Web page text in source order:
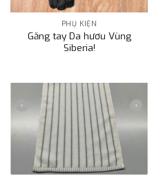
PHỤ KIỆN
Găng tay Da hươu Vùng
Siberia!